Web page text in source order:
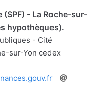
- La Roche-sur-
hypothèques).
- Cité
sur-Yon cedex